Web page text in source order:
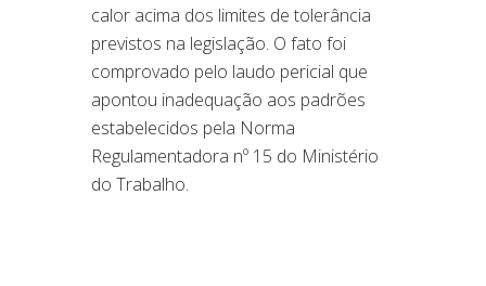
calor acima dos limites de tolerância
previstos na legislação. O fato foi
comprovado pelo laudo pericial que
apontou inadequação aos padrões
estabelecidos pela Norma
Regulamentadora nº 15 do Ministério
do Trabalho.